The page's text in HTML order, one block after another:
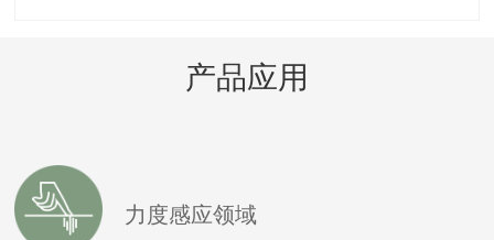
产品应用
力度感应领域